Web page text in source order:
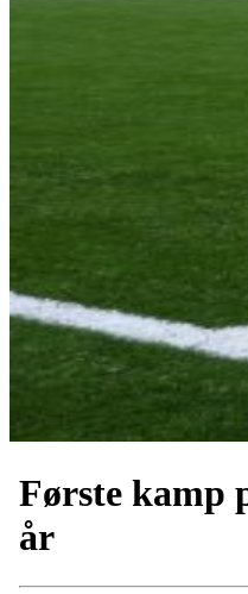
Første kamp
år